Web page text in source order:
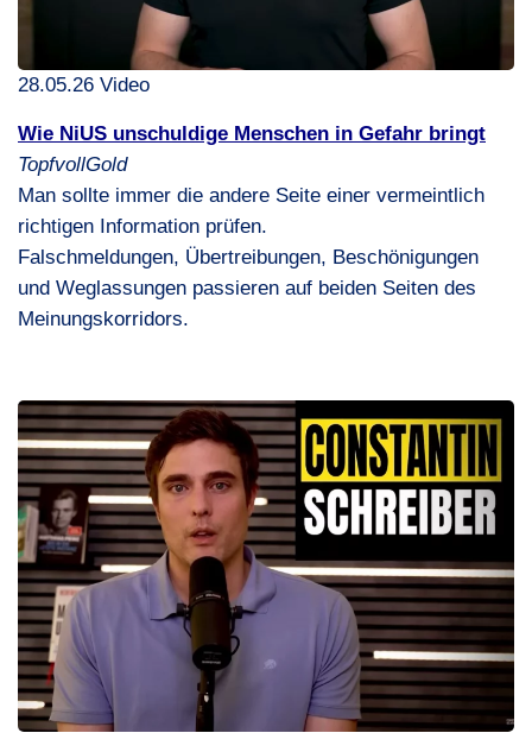
28.05.26 Video
Wie NiUS unschuldige Menschen in Gefahr bringt
TopfvollGold
Man sollte immer die andere Seite einer vermeintlich
richtigen Information prüfen.
Falschmeldungen, Übertreibungen, Beschönigungen
und Weglassungen passieren auf beiden Seiten des
Meinungskorridors.